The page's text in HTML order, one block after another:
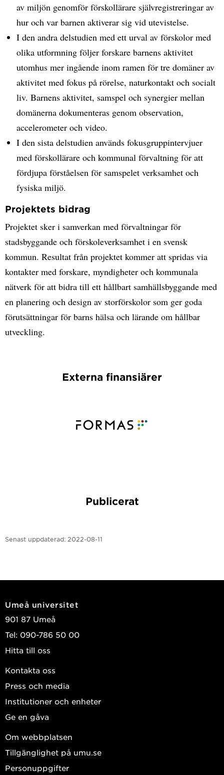
av miljön genomför förskollärare självregistreringar av
hur och var barnen aktiverar sig vid utevistelse.
I den andra delstudien med ett urval av förskolor med
olika utformning följer forskare barnens aktivitet
utomhus mer ingående inom ramen för tre domäner av
aktivitet med fokus på rörelse, naturkontakt och socialt
liv. Barnens aktivitet, samspel och synergier mellan
domänerna dokumenteras genom observation,
accelerometer och video.
I den sista delstudien används fokusgruppintervjuer
med förskollärare och kommunal förvaltning för att
fördjupa förståelsen för samspelet verksamhet och
fysiska miljö.
Projektets bidrag
Projektet sker i samverkan med förvaltningar för
stadsbyggande och förskoleverksamhet i en svensk
kommun. Resultat från projektet kommer att spridas via
kontakter med forskare, myndigheter och kommunala
nätverk för att bidra till ett hållbart samhällsbyggande med
en planering och design av storförskolor som ger goda
förutsättningar för barns hälsa och lärande om hållbar
utveckling.
Externa finansiärer
Publicerat
Senast uppdaterad: 2022-08-11
Umeå universitet
901 87 Umeå
Tel: 090-786 50 00
Hitta till oss
Kontakta oss
Press och media
Institutioner och enheter
Ge en gåva
Om webbplatsen
Tillgänglighet på umu.se
Personuppgifter